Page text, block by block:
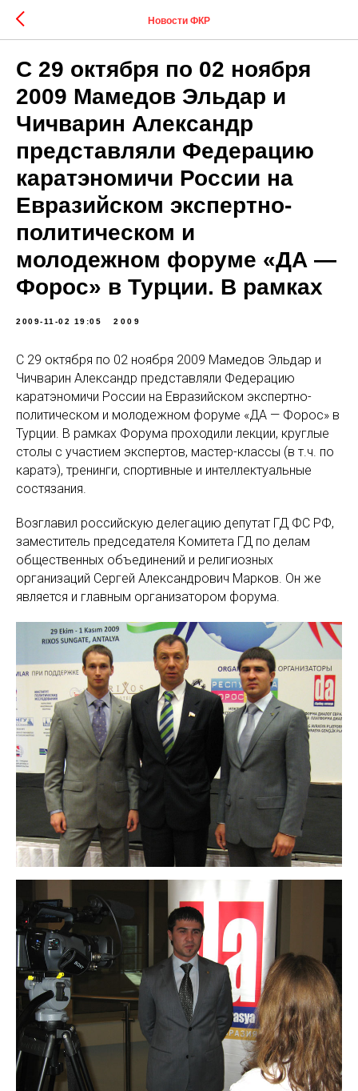
Новости ФКР
С 29 октября по 02 ноября
2009 Мамедов Эльдар и
Чичварин Александр
представляли Федерацию
каратэномичи России на
Евразийском экспертно-
политическом и
молодежном форуме «ДА —
Форос» в Турции. В рамках
2009-11-02 19:05 2009
С 29 октября по 02 ноября 2009 Мамедов Эльдар и
Чичварин Александр представляли Федерацию
каратэномичи России на Евразийском экспертно-
политическом и молодежном форуме «ДА — Форос» в
Турции. В рамках Форума проходили лекции, круглые
столы с участием экспертов, мастер-классы (в т.ч. по
каратэ), тренинги, спортивные и интеллектуальные
состязания.
Возглавил российскую делегацию депутат ГД ФС РФ,
заместитель председателя Комитета ГД по делам
общественных объединений и религиозных
организаций Сергей Александрович Марков. Он же
является и главным организатором форума.